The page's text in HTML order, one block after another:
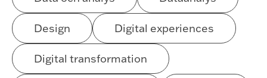
Design Digital experiences
Digital transformation